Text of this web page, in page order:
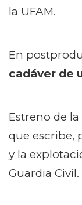
la UFAM.
En
cadáver de
Estreno de
que escribe,
y la
Guardia Civil.